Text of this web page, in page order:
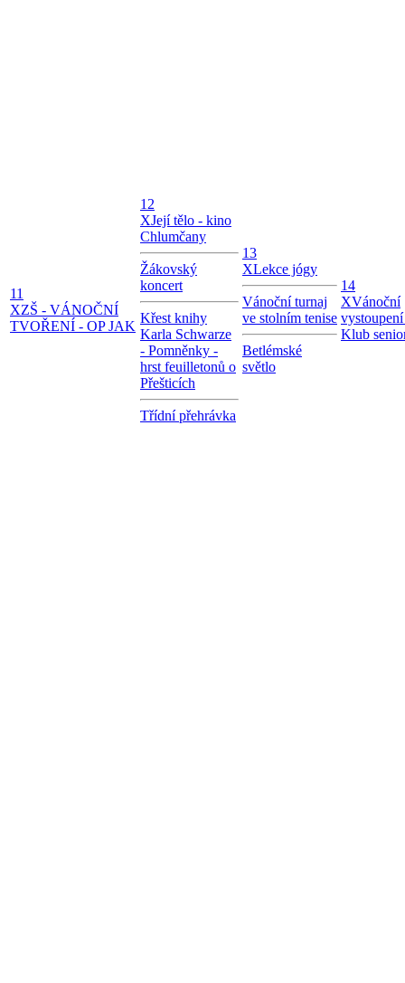
11
XZŠ - VÁNOČNÍ
TVOŘENÍ - OP JAK
12
XJejí tělo - kino
Chlumčany
Žákovský
koncert
Křest knihy
Karla Schwarze
- Pomněnky -
hrst feuilletonů o
Přešticích
Třídní přehrávka
13
XLekce jógy
Vánoční turnaj
ve stolním tenise
Betlémské
světlo
14
XVánoční
Klub